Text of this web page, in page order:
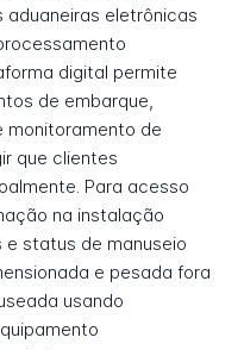
eletrônicas
digital permite
de embarque,
de
que clientes
Para acesso
na instalação
e status de manuseio
e pesada fora
usando